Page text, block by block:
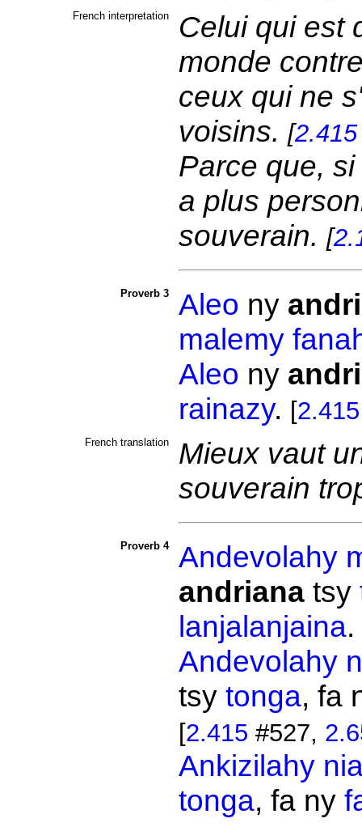
French interpretation
Celui qui est
monde
ceux qui ne
voisins. [2.415
Parce que,
a plus
souverain. [
Proverb 3 Aleo ny
malemy
Aleo ny
rainazy. [2.415
French translation
Mieux vaut
souverain
Proverb 4 Andevolahy
andrianatsy
lanjalanjaina.
Andevolahy
tsy tonga, fa
[2.415 #527,
Ankizilahy
tonga, fa ny